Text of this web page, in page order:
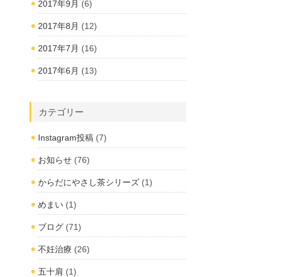
2017年9月 (6)
2017年8月 (12)
2017年7月 (16)
2017年6月 (13)
カテゴリー
Instagram投稿 (7)
お知らせ (76)
からだにやさし茶シリーズ (1)
めまい (1)
ブログ (71)
不妊治療 (26)
五十肩 (1)